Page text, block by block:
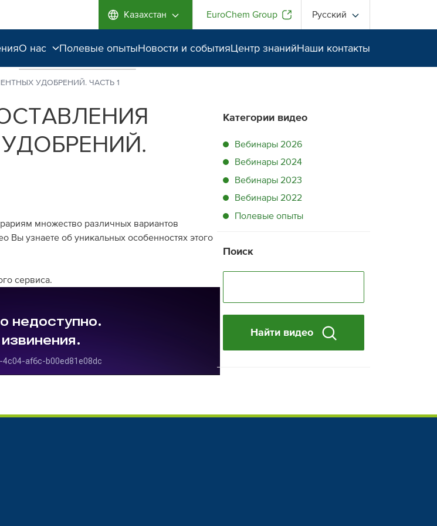
Казахстан EuroChem Group Русский
О нас
Наши возможности
Качество от лидера
рынка
Забота об экологии
Полевые опытыНовости и событияЦентр знанийНаши контакты
УДОБРЕНИЙ. ЧАСТЬ 1
множество различных вариантов
узнаете об уникальных особенностях этого
сервиса.
Категории видео
Вебинары 2026
Вебинары 2024
Вебинары 2023
Вебинары 2022
Полевые опыты
Поиск
Найти видео